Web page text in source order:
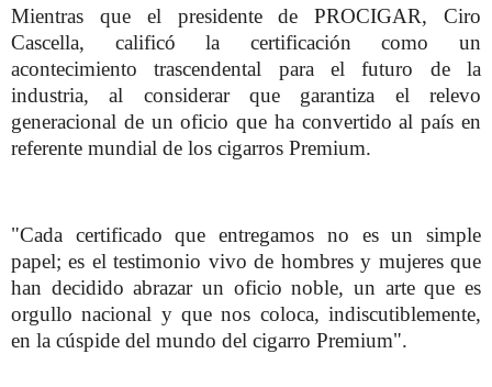
Mientras que el presidente de PROCIGAR, Ciro
Cascella, calificó la certificación como un
acontecimiento trascendental para el futuro de la
industria, al considerar que garantiza el relevo
generacional de un oficio que ha convertido al país en
referente mundial de los cigarros Premium.
"Cada certificado que entregamos no es un simple
papel; es el testimonio vivo de hombres y mujeres que
han decidido abrazar un oficio noble, un arte que es
orgullo nacional y que nos coloca, indiscutiblemente,
en la cúspide del mundo del cigarro Premium".